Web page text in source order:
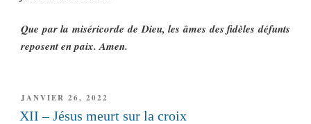
Que par la miséricorde de Dieu, les âmes des fidèles défunts
reposent en paix. Amen.
PUBLIÉ
LE
JANVIER 26, 2022
XII – Jésus meurt sur la croix